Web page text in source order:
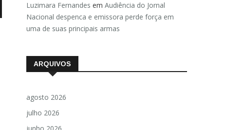
Luzimara Fernandes em Audiência do Jornal
Nacional despenca e emissora perde força em
uma de suas principais armas
ARQUIVOS
agosto 2026
julho 2026